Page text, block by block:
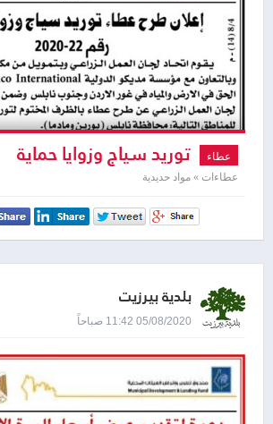
عطاء توريد سياج وزوايا حماية
عطاءات » مواد حديدية
بلدية بيرزيت
05/08/2020 11:42 صباحاً